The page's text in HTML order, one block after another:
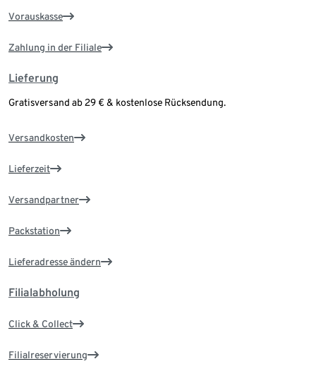
Vorauskasse
Zahlung in der Filiale
Lieferung
Gratisversand ab 29 € & kostenlose Rücksendung.
Versandkosten
Lieferzeit
Versandpartner
Packstation
Lieferadresse ändern
Filialabholung
Click & Collect
Filialreservierung